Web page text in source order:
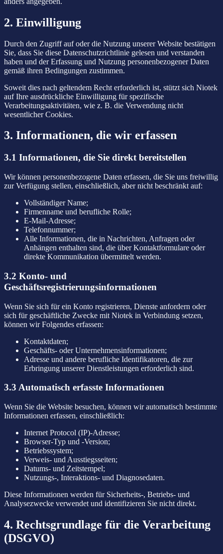
2. Einwilligung
Durch den Zugriff auf oder die Nutzung unserer Website bestätigen
Sie, dass Sie diese Datenschutzrichtlinie gelesen und verstanden
haben und der Erfassung und Nutzung personenbezogener Daten
gemäß ihren Bedingungen zustimmen.
Soweit dies nach geltendem Recht erforderlich ist, stützt sich Niotek
auf Ihre ausdrückliche Einwilligung für spezifische
Verarbeitungsaktivitäten, wie z. B. die Verwendung nicht
wesentlicher Cookies.
3. Informationen, die wir erfassen
3.1 Informationen, die Sie direkt bereitstellen
Wir können personenbezogene Daten erfassen, die Sie uns freiwillig
zur Verfügung stellen, einschließlich, aber nicht beschränkt auf:
Vollständiger Name;
Firmenname und berufliche Rolle;
E-Mail-Adresse;
Telefonnummer;
Alle Informationen, die in Nachrichten, Anfragen oder
Anhängen enthalten sind, die über Kontaktformulare oder
direkte Kommunikation übermittelt werden.
3.2 Konto- und
Geschäftsregistrierungsinformationen
Wenn Sie sich für ein Konto registrieren, Dienste anfordern oder
sich für geschäftliche Zwecke mit Niotek in Verbindung setzen,
können wir Folgendes erfassen:
Kontaktdaten;
Geschäfts- oder Unternehmensinformationen;
Adresse und andere berufliche Identifikatoren, die zur
Erbringung unserer Dienstleistungen erforderlich sind.
3.3 Automatisch erfasste Informationen
Wenn Sie die Website besuchen, können wir automatisch bestimmte
Informationen erfassen, einschließlich:
Internet Protocol (IP)-Adresse;
Browser-Typ und -Version;
Betriebssystem;
Verweis- und Ausstiegsseiten;
Datums- und Zeitstempel;
Nutzungs-, Interaktions- und Diagnosedaten.
Diese Informationen werden für Sicherheits-, Betriebs- und
Analysezwecke verwendet und identifizieren Sie nicht direkt.
4. Rechtsgrundlage für die Verarbeitung
(DSGVO)